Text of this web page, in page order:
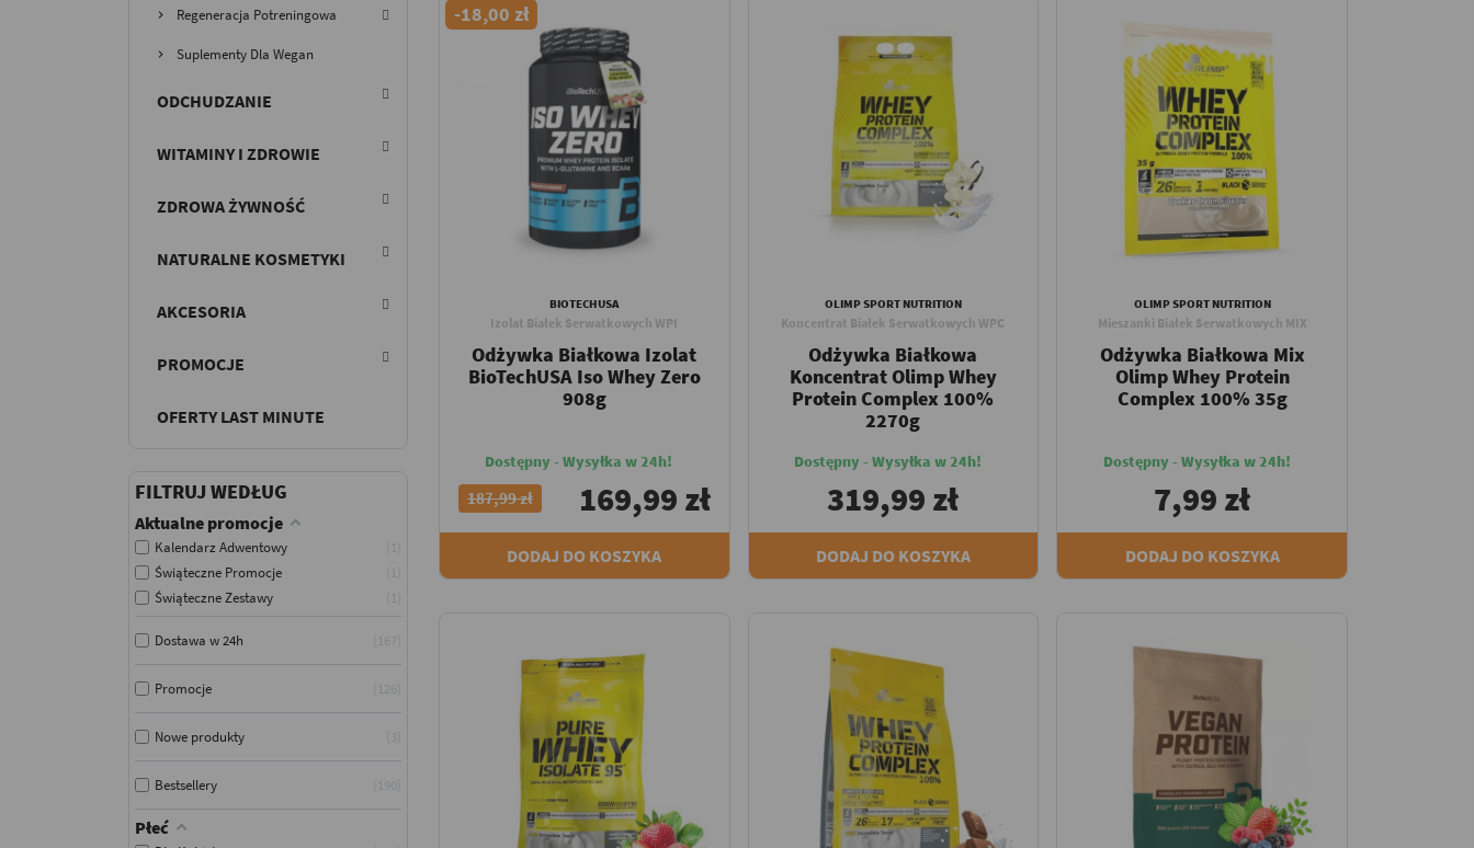
Regeneracja Potreningowa
Suplementy Dla Wegan
ODCHUDZANIE
WITAMINY I ZDROWIE
ZDROWA ŻYWNOŚĆ
NATURALNE KOSMETYKI
AKCESORIA
PROMOCJE
OFERTY LAST MINUTE
FILTRUJ WEDŁUG
Aktualne promocje
Kalendarz Adwentowy
Świąteczne Promocje
Świąteczne Zestawy
Dostawa w 24h
Promocje
Nowe produkty
Bestsellery
Płeć
-18,00 zł
BIOTECHUSA
Izolat Białek Serwatkowych WPI
Odżywka Białkowa Izolat
BioTechUSA Iso Whey Zero
908g
Dostępny - Wysyłka w 24h!
187,99 zł 169,99 zł
DODAJ DO KOSZYKA
OLIMP SPORT NUTRITION
Koncentrat Białek Serwatkowych WPC
Odżywka Białkowa
Koncentrat Olimp Whey
Protein Complex 100%
2270g
Dostępny - Wysyłka w 24h!
319,99 zł
DODAJ DO KOSZYKA
OLIMP SPORT NUTRITION
Mieszanki Białek Serwatkowych MIX
Odżywka Białkowa Mix
Olimp Whey Protein
Complex 100% 35g
Dostępny - Wysyłka w 24h!
7,99 zł
DODAJ DO KOSZYKA